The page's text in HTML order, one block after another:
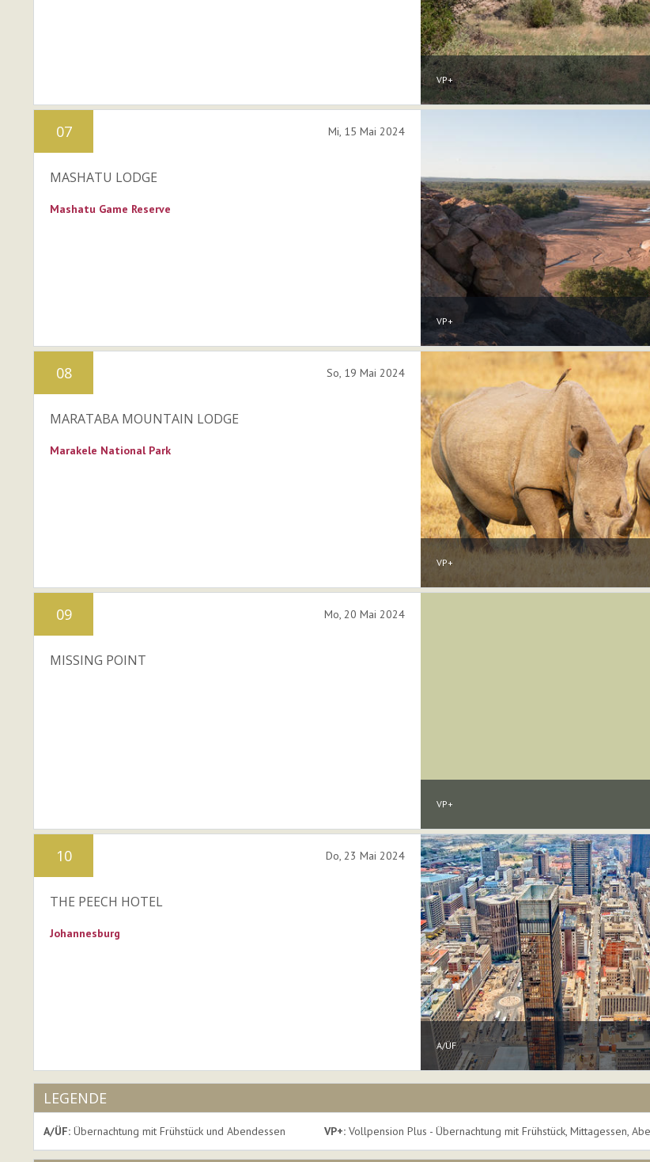
VP+
07 Mi, 15 Mai 2024
MASHATU LODGE
Mashatu Game Reserve
VP+
08 So, 19 Mai 2024
MARATABA MOUNTAIN LODGE
Marakele National Park
VP+
09 Mo, 20 Mai 2024
MISSING POINT
VP+
10 Do, 23 Mai 2024
THE PEECH HOTEL
Johannesburg
A/ÜF
LEGENDE
A/ÜF: Übernachtung mit Frühstück und Abendessen VP+: Vollpension Plus - Übernachtung mit Frühstück, Mittagessen,